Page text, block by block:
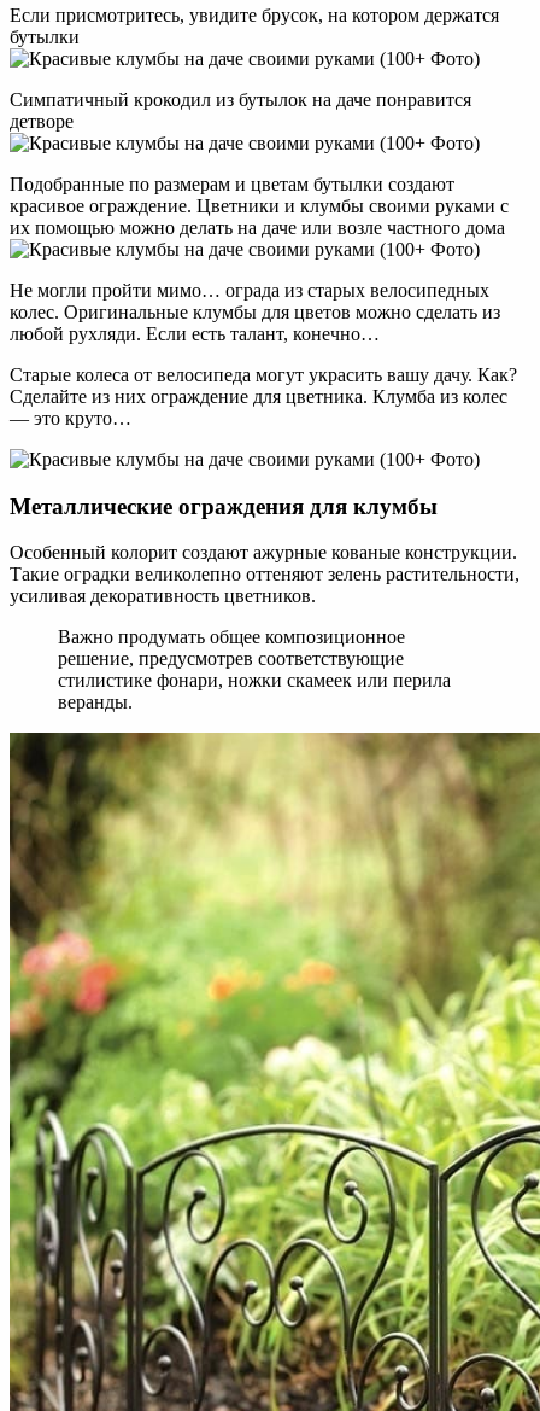
Если присмотритесь, увидите брусок, на котором держатся
бутылки
Симпатичный крокодил из бутылок на даче понравится
детворе
Подобранные по размерам и цветам бутылки создают
красивое ограждение. Цветники и клумбы своими руками с
их помощью можно делать на даче или возле частного дома
Не могли пройти мимо… ограда из старых велосипедных
колес. Оригинальные клумбы для цветов можно сделать из
любой рухляди. Если есть талант, конечно…
Старые колеса от велосипеда могут украсить вашу дачу. Как?
Сделайте из них ограждение для цветника. Клумба из колес
— это круто…
Металлические ограждения для клумбы
Особенный колорит создают ажурные кованые конструкции.
Такие оградки великолепно оттеняют зелень растительности,
усиливая декоративность цветников.
Важно продумать общее композиционное
решение, предусмотрев соответствующие
стилистике фонари, ножки скамеек или перила
веранды.